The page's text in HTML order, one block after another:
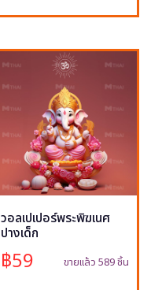
วอลเปเปอร์พระพิฆเนศ
ปางเด็ก
฿59 ขายแล้ว 589 ชิ้น